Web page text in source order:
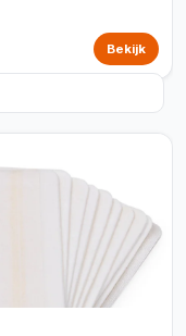
Bekijk